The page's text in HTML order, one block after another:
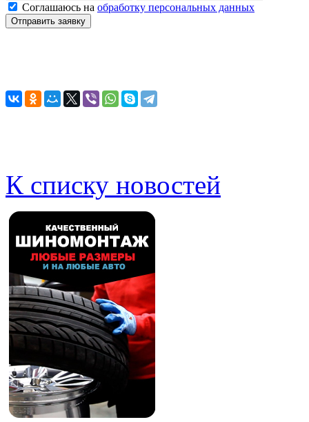
Соглашаюсь на обработку персональных данных
К списку новостей